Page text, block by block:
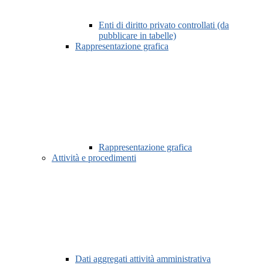
Enti di diritto privato controllati (da
pubblicare in tabelle)
Rappresentazione grafica
Rappresentazione grafica
Attività e procedimenti
Dati aggregati attività amministrativa